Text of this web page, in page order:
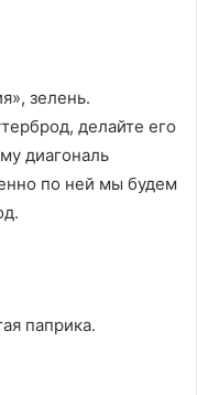
зелень.
делайте его
диагональ
по ней мы будем
паприка.